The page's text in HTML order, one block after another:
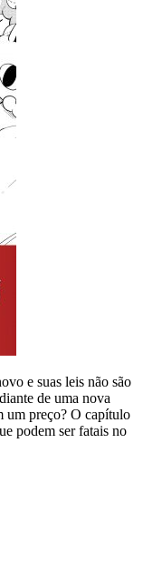
e suas leis não são
de uma nova
um preço? O capítulo
podem ser fatais no